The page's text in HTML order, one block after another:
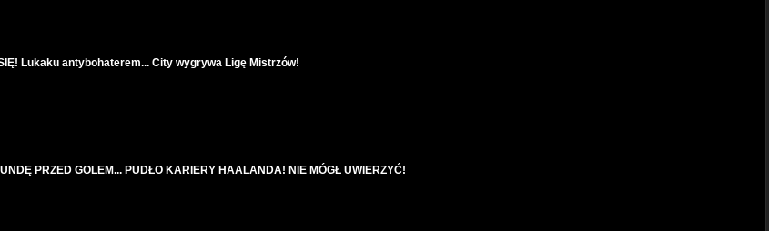
Lukaku antybohaterem... City wygrywa Ligę Mistrzów!
PRZED GOLEM... PUDŁO KARIERY HAALANDA! NIE MÓGŁ UWIERZYĆ!